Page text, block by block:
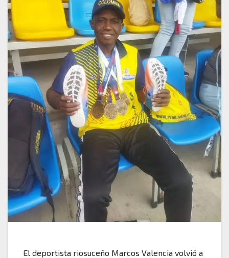
El deportista riosuceño Marcos Valencia volvió a